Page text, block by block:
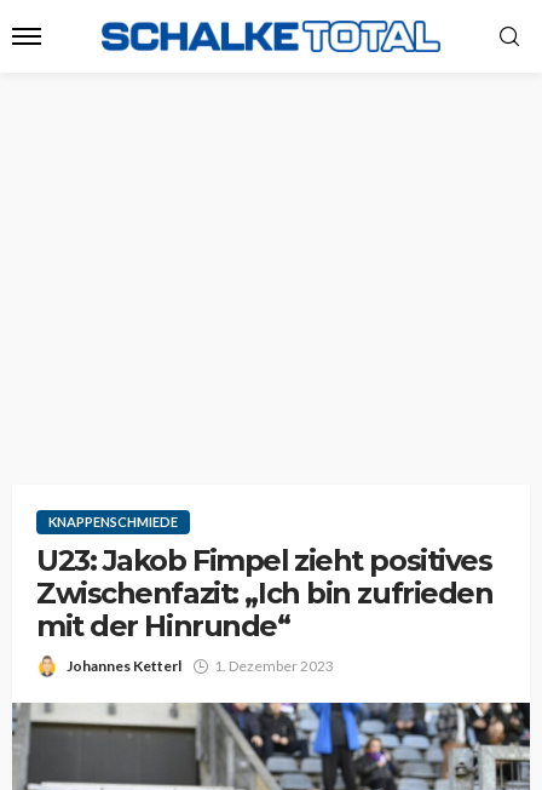
KNAPPENSCHMIEDE
U23: Jakob Fimpel zieht positives
Zwischenfazit: „Ich bin zufrieden
mit der Hinrunde“
Johannes Ketterl 1. Dezember 2023